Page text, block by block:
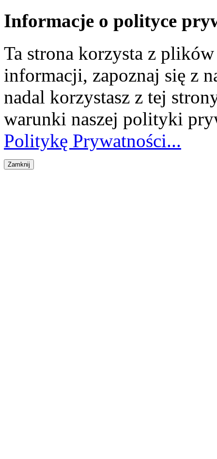
Informacje o polityce
Ta strona korzysta z
informacji, zapoznaj się z
nadal korzystasz z tej
warunki naszej polityki
Politykę Prywatności...